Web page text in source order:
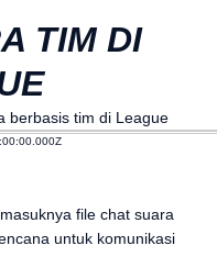
TIM DI
berbasis tim di League
file chat suara
untuk komunikasi